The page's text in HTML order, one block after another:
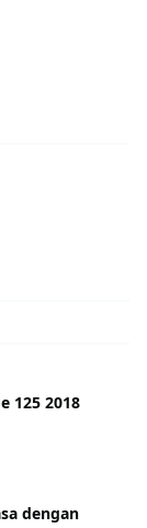
125 2018
dengan